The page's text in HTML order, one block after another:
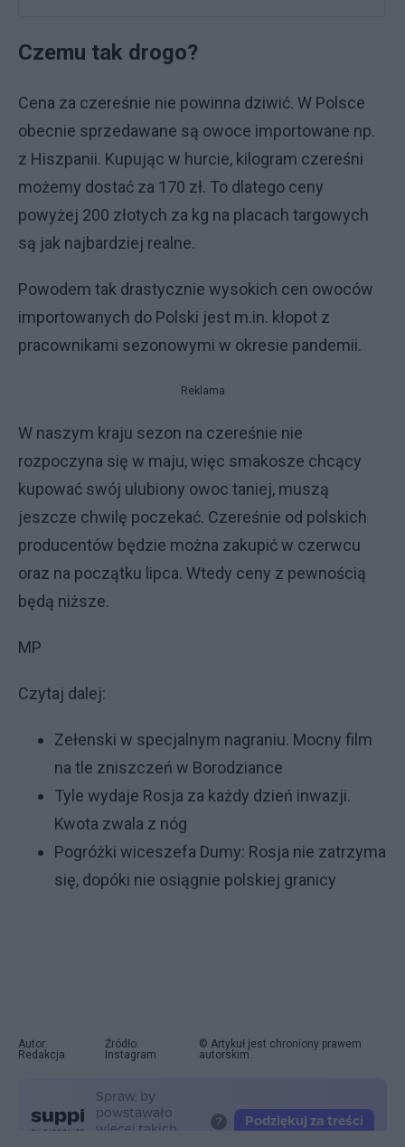
Czemu tak drogo?
Cena za czereśnie nie powinna dziwić. W Polsce
obecnie sprzedawane są owoce importowane np.
z Hiszpanii. Kupując w hurcie, kilogram czereśni
możemy dostać za 170 zł. To dlatego ceny
powyżej 200 złotych za kg na placach targowych
są jak najbardziej realne.
Powodem tak drastycznie wysokich cen owoców
importowanych do Polski jest m.in. kłopot z
pracownikami sezonowymi w okresie pandemii.
Reklama
W naszym kraju sezon na czereśnie nie
rozpoczyna się w maju, więc smakosze chcący
kupować swój ulubiony owoc taniej, muszą
jeszcze chwilę poczekać. Czereśnie od polskich
producentów będzie można zakupić w czerwcu
oraz na początku lipca. Wtedy ceny z pewnością
będą niższe.
MP
Czytaj dalej:
Zełenski w specjalnym nagraniu. Mocny film
na tle zniszczeń w Borodziance
Tyle wydaje Rosja za każdy dzień inwazji.
Kwota zwala z nóg
Pogróżki wiceszefa Dumy: Rosja nie zatrzyma
się, dopóki nie osiągnie polskiej granicy
Autor:
Redakcja
Źródło:
Instagram
© Artykuł jest chroniony prawem
autorskim.